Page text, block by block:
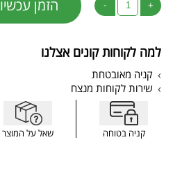
+
- הזמן עכשיו
למה לקוחות קונים אצלנו
קניה מאובטחת
שירות לקוחות מנצח
קניה בטוחה שאל על המוצר